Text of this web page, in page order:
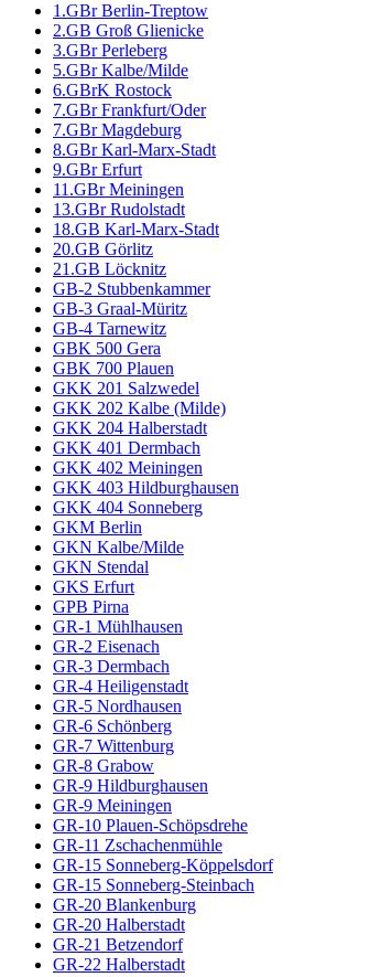
1.GBr Berlin-Treptow
2.GB Groß Glienicke
3.GBr Perleberg
5.GBr Kalbe/Milde
6.GBrK Rostock
7.GBr Frankfurt/Oder
7.GBr Magdeburg
8.GBr Karl-Marx-Stadt
9.GBr Erfurt
11.GBr Meiningen
13.GBr Rudolstadt
18.GB Karl-Marx-Stadt
20.GB Görlitz
21.GB Löcknitz
GB-2 Stubbenkammer
GB-3 Graal-Müritz
GB-4 Tarnewitz
GBK 500 Gera
GBK 700 Plauen
GKK 201 Salzwedel
GKK 202 Kalbe (Milde)
GKK 204 Halberstadt
GKK 401 Dermbach
GKK 402 Meiningen
GKK 403 Hildburghausen
GKK 404 Sonneberg
GKM Berlin
GKN Kalbe/Milde
GKN Stendal
GKS Erfurt
GPB Pirna
GR-1 Mühlhausen
GR-2 Eisenach
GR-3 Dermbach
GR-4 Heiligenstadt
GR-5 Nordhausen
GR-6 Schönberg
GR-7 Wittenburg
GR-8 Grabow
GR-9 Hildburghausen
GR-9 Meiningen
GR-10 Plauen-Schöpsdrehe
GR-11 Zschachenmühle
GR-15 Sonneberg-Köppelsdorf
GR-15 Sonneberg-Steinbach
GR-20 Blankenburg
GR-20 Halberstadt
GR-21 Betzendorf
GR-22 Halberstadt